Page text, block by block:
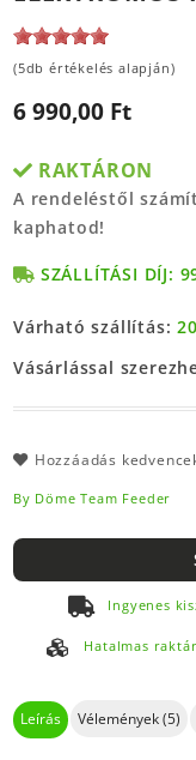
(5db értékelés alapján)
6 990,00 Ft
RAKTÁRON
A rendeléstől
kaphatod!
SZÁLLÍTÁSI DÍJ:
Várható szállítás:
Vásárlással
Hozzáadás
By Döme Team Feeder
Ingyenes
Hatalmas
Leírás Vélemények (5)